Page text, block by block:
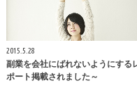
2015.5.28
副業を会社にばれないようにする
ポート掲載されました～